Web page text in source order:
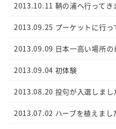
2013.10.11 鞆の浦へ行って
2013.09.25 プーケットに行
2013.09.09 日本一高い場所
2013.09.04 初体験
2013.08.20 投句が入選しま
2013.07.02 ハーブを植えま